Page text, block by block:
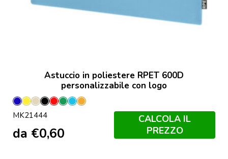
Astuccio in poliestere RPET 600D
personalizzabile con logo
BluGiallo
Naturale
NeroRosso
Verde
Azzurro
Orange
MK21444
da €0,60
CALCOLA IL
PREZZO